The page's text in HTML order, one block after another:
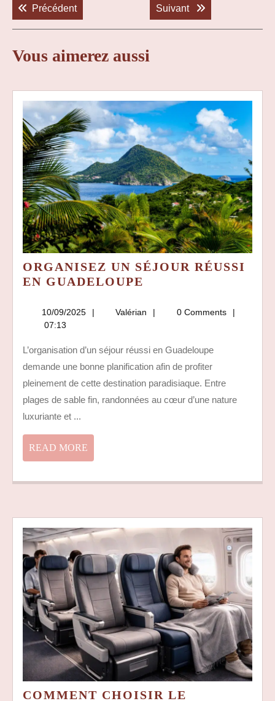
de
l’article
PrécédentPrevious post: Suivant Next post:
Vous aimerez aussi
ORGANISEZ UN SÉJOUR RÉUSSI
EN GUADELOUPE
SÉJOUR
GUADELOUPE
10/09/2025 10/09/2025
Valérian Valérian0 Comments
07:13
L’organisation d’un séjour réussi en Guadeloupe
demande une bonne planification afin de profiter
pleinement de cette destination paradisiaque. Entre
plages de sable fin, randonnées au cœur d’une nature
luxuriante et ...
READ MORE
MORE
COMMENT CHOISIR LE